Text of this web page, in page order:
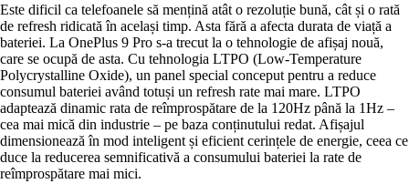
Este dificil ca telefoanele să mențină atât o rezoluție bună, cât și o rată
de refresh ridicată în același timp. Asta fără a afecta durata de viață a
bateriei. La OnePlus 9 Pro s-a trecut la o tehnologie de afișaj nouă,
care se ocupă de asta. Cu tehnologia LTPO (Low-Temperature
Polycrystalline Oxide), un panel special conceput pentru a reduce
consumul bateriei având totuși un refresh rate mai mare. LTPO
adaptează dinamic rata de reîmprospătare de la 120Hz până la 1Hz –
cea mai mică din industrie – pe baza conținutului redat. Afișajul
dimensionează în mod inteligent și eficient cerințele de energie, ceea ce
duce la reducerea semnificativă a consumului bateriei la rate de
reîmprospătare mai mici.